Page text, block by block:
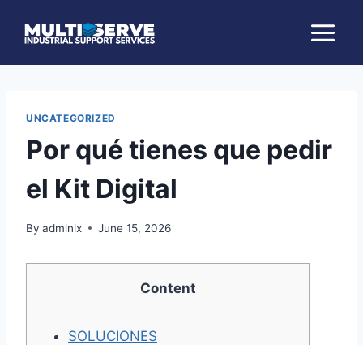
UNCATEGORIZED
Por qué tienes que pedir
el Kit Digital
By admlnlx June 15, 2026
Content
SOLUCIONES